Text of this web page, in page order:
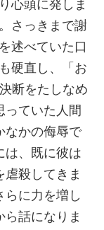
心頭に発しま
さっきまで謝
述べていた口
硬直し、「お
断をたしなめ
っていた人間
なかの侮辱で
は、既に彼は
殺してきま
らに力を増し
話になりま